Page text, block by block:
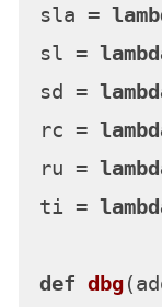
sla =
sl =
sd =
rc =
ru =
ti =
def dbg(